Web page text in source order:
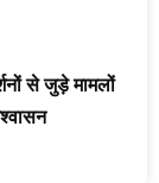
से जुड़े मामलों